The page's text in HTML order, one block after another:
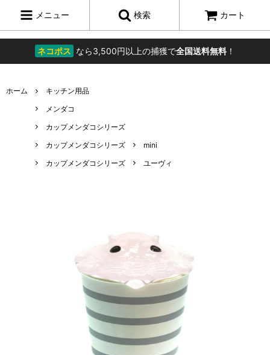
ネコポス なら3,500円以上の捕獲で全国送料無料！
メニュー 検索 カート
ホーム
キッチン用品
メンダコ
カップメンダコシリーズ
カップメンダコシリーズ
mini
カップメンダコシリーズ
ユーヴィ